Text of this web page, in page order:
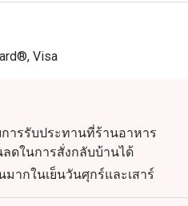
Visa
ารรับประทานที่ร้านอาหาร
ดในการสั่งกลับบ้านได้
ากในเย็นวันศุกร์และเสาร์
ประมาณ 2-3 นาที